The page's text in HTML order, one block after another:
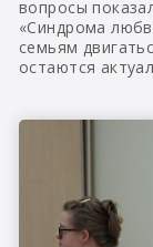
вопросы
«Синдрома
семьям
остаются